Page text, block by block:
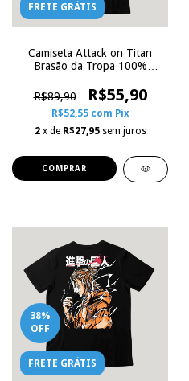
FRETE GRÁTIS
Camiseta Attack on Titan
Brasão da Tropa 100%
Influence
R$89,90 R$55,90
R$52,55 com Pix
2 x de R$27,95 sem juros
COMPRAR
38%
OFF
FRETE GRÁTIS